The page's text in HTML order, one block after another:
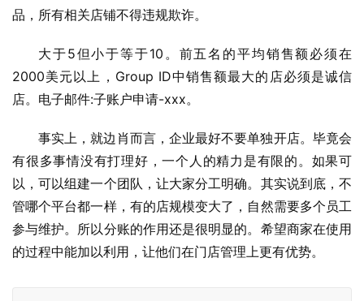
品，所有相关店铺不得违规欺诈。
大于5但小于等于10。前五名的平均销售额必须在
2000美元以上，Group ID中销售额最大的店必须是诚信
店。电子邮件:子账户申请-xxx。
事实上，就边肖而言，企业最好不要单独开店。毕竟会
有很多事情没有打理好，一个人的精力是有限的。如果可
以，可以组建一个团队，让大家分工明确。其实说到底，不
管哪个平台都一样，有的店规模变大了，自然需要多个员工
参与维护。所以分账的作用还是很明显的。希望商家在使用
的过程中能加以利用，让他们在门店管理上更有优势。